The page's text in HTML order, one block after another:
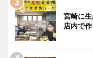
宮崎に
店内で